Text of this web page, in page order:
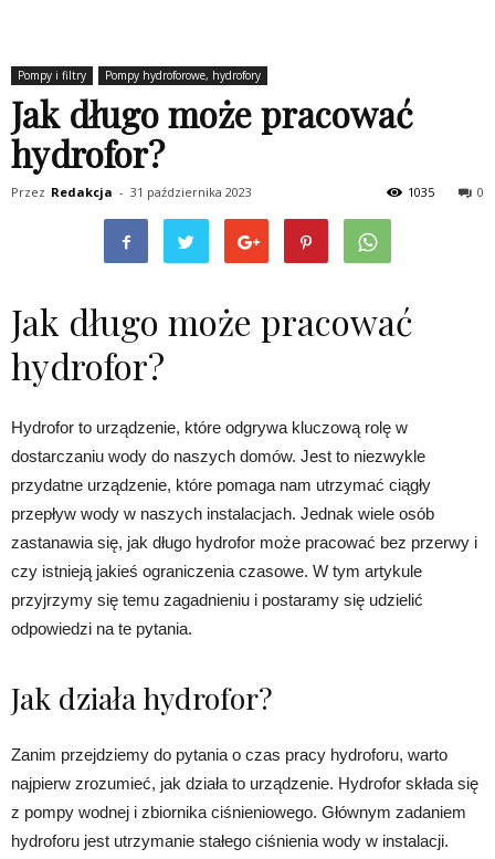
Pompy i filtry Pompy hydroforowe, hydrofory
Jak długo może pracować
hydrofor?
Przez Redakcja - 31 października 2023 0
1035
Jak długo może pracować
hydrofor?
Hydrofor to urządzenie, które odgrywa kluczową rolę w
dostarczaniu wody do naszych domów. Jest to niezwykle
przydatne urządzenie, które pomaga nam utrzymać ciągły
przepływ wody w naszych instalacjach. Jednak wiele osób
zastanawia się, jak długo hydrofor może pracować bez przerwy i
czy istnieją jakieś ograniczenia czasowe. W tym artykule
przyjrzymy się temu zagadnieniu i postaramy się udzielić
odpowiedzi na te pytania.
Jak działa hydrofor?
Zanim przejdziemy do pytania o czas pracy hydroforu, warto
najpierw zrozumieć, jak działa to urządzenie. Hydrofor składa się
z pompy wodnej i zbiornika ciśnieniowego. Głównym zadaniem
hydroforu jest utrzymanie stałego ciśnienia wody w instalacji.